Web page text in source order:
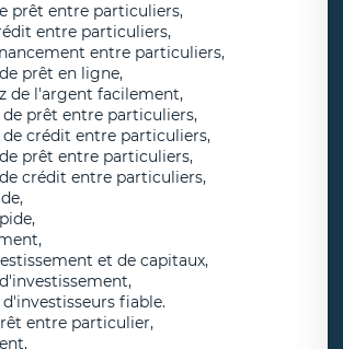
prêt entre particuliers,
entre particuliers,
entre particuliers,
prêt en ligne,
de l'argent facilement,
de prêt entre particuliers,
de crédit entre particuliers,
prêt entre particuliers,
crédit entre particuliers,
et de capitaux,
fiable.
entre particulier,